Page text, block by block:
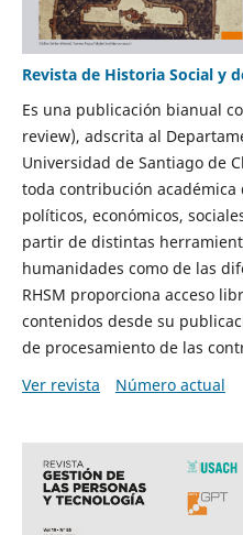
Revista de Historia Social y
Es una publicación bianual
review), adscrita al
Universidad de Santiago de
toda contribución
políticos, económicos,
partir de distintas
humanidades como de las
RHSM proporciona acceso
contenidos desde su
de procesamiento de las
Ver revista
Número actual